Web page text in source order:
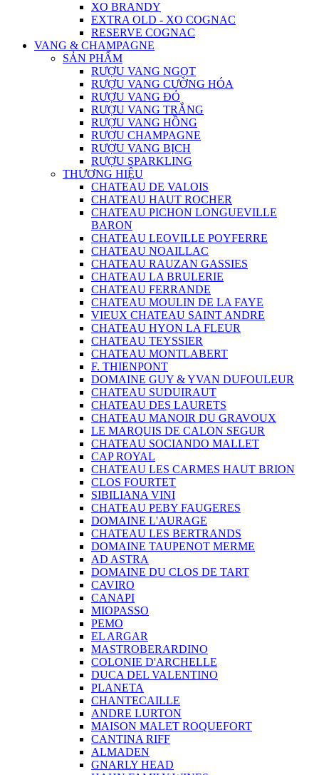
XO BRANDY
EXTRA OLD - XO COGNAC
RESERVE COGNAC
VANG & CHAMPAGNE
SẢN PHẨM
RƯỢU VANG NGỌT
RƯỢU VANG CƯỜNG HÓA
RƯỢU VANG ĐỎ
RƯỢU VANG TRẮNG
RƯỢU VANG HỒNG
RƯỢU CHAMPAGNE
RƯỢU VANG BỊCH
RƯỢU SPARKLING
THƯƠNG HIỆU
CHATEAU DE VALOIS
CHATEAU HAUT ROCHER
CHATEAU PICHON LONGUEVILLE
BARON
CHATEAU LEOVILLE POYFERRE
CHATEAU NOAILLAC
CHATEAU RAUZAN GASSIES
CHATEAU LA BRULERIE
CHATEAU FERRANDE
CHATEAU MOULIN DE LA FAYE
VIEUX CHATEAU SAINT ANDRE
CHATEAU HYON LA FLEUR
CHATEAU TEYSSIER
CHATEAU MONTLABERT
F. THIENPONT
DOMAINE GUY & YVAN DUFOULEUR
CHATEAU SUDUIRAUT
CHATEAU DES LAURETS
CHATEAU MANOIR DU GRAVOUX
LE MARQUIS DE CALON SEGUR
CHATEAU SOCIANDO MALLET
CAP ROYAL
CHATEAU LES CARMES HAUT BRION
CLOS FOURTET
SIBILIANA VINI
CHATEAU PEBY FAUGERES
DOMAINE L'AURAGE
CHATEAU LES BERTRANDS
DOMAINE TAUPENOT MERME
AD ASTRA
DOMAINE DU CLOS DE TART
CAVIRO
CANAPI
MIOPASSO
PEMO
EL ARGAR
MASTROBERARDINO
COLONIE D'ARCHELLE
DUCA DEL VALENTINO
PLANETA
CHANTECAILLE
ANDRE LURTON
MAISON MALET ROQUEFORT
CANTINA RIFF
ALMADEN
GNARLY HEAD